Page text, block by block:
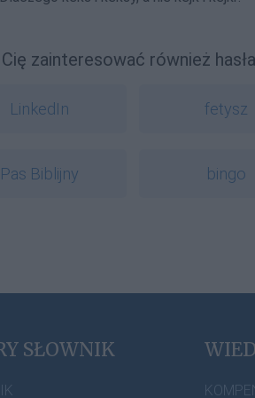
zainteresować również hasła
LinkedIn fetysz
Pas Biblijny bingo
SŁOWNIK